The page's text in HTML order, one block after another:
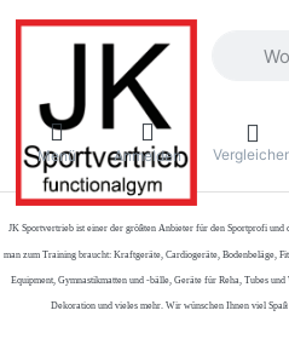
Menü Anmelden
JK Sportvertrieb ist einer der größten Anbieter für den Sportprofi und
man zum Training braucht: Kraftgeräte, Cardiogeräte, Bodenbeläge,
Equipment, Gymnastikmatten und -bälle, Geräte für Reha, Tubes
Dekoration und vieles mehr. Wir wünschen Ihnen viel